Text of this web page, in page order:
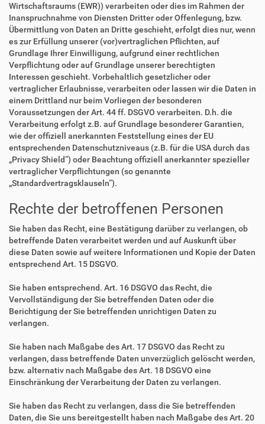
Wirtschaftsraums (EWR)) verarbeiten oder dies im Rahmen der
Inanspruchnahme von Diensten Dritter oder Offenlegung, bzw.
Übermittlung von Daten an Dritte geschieht, erfolgt dies nur, wenn
es zur Erfüllung unserer (vor)vertraglichen Pflichten, auf
Grundlage Ihrer Einwilligung, aufgrund einer rechtlichen
Verpflichtung oder auf Grundlage unserer berechtigten
Interessen geschieht. Vorbehaltlich gesetzlicher oder
vertraglicher Erlaubnisse, verarbeiten oder lassen wir die Daten in
einem Drittland nur beim Vorliegen der besonderen
Voraussetzungen der Art. 44 ff. DSGVO verarbeiten. D.h. die
Verarbeitung erfolgt z.B. auf Grundlage besonderer Garantien,
wie der offiziell anerkannten Feststellung eines der EU
entsprechenden Datenschutzniveaus (z.B. für die USA durch das
„Privacy Shield“) oder Beachtung offiziell anerkannter spezieller
vertraglicher Verpflichtungen (so genannte
„Standardvertragsklauseln“).
Rechte der betroffenen Personen
Sie haben das Recht, eine Bestätigung darüber zu verlangen, ob
betreffende Daten verarbeitet werden und auf Auskunft über
diese Daten sowie auf weitere Informationen und Kopie der Daten
entsprechend Art. 15 DSGVO.
Sie haben entsprechend. Art. 16 DSGVO das Recht, die
Vervollständigung der Sie betreffenden Daten oder die
Berichtigung der Sie betreffenden unrichtigen Daten zu
verlangen.
Sie haben nach Maßgabe des Art. 17 DSGVO das Recht zu
verlangen, dass betreffende Daten unverzüglich gelöscht werden,
bzw. alternativ nach Maßgabe des Art. 18 DSGVO eine
Einschränkung der Verarbeitung der Daten zu verlangen.
Sie haben das Recht zu verlangen, dass die Sie betreffenden
Daten, die Sie uns bereitgestellt haben nach Maßgabe des Art. 20